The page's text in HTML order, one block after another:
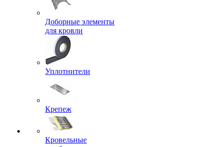
Доборные элементы
для кровли
Уплотнители
Крепеж
Кровельные